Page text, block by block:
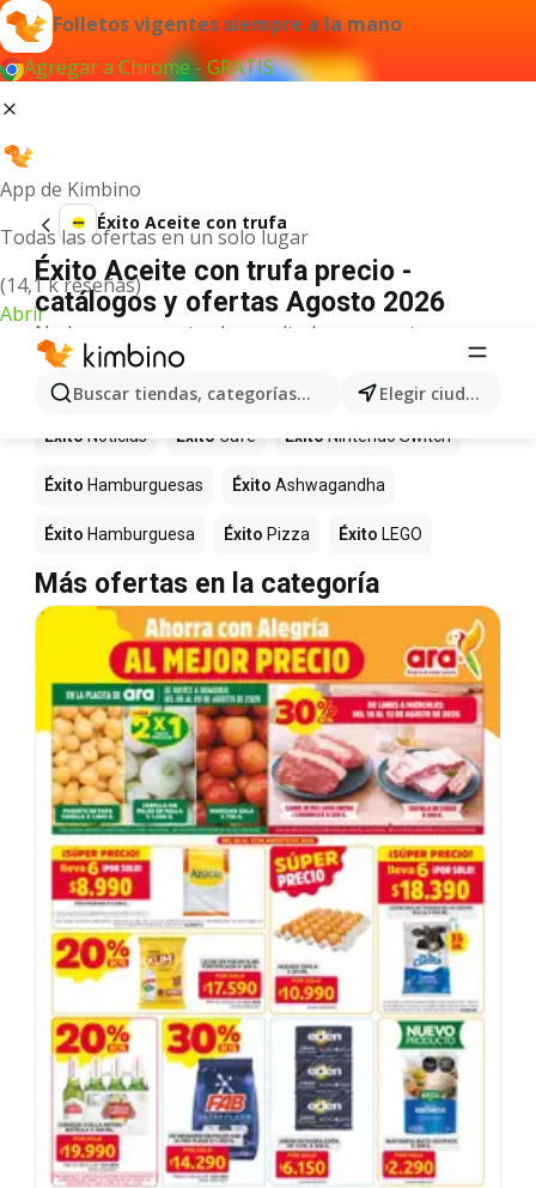
Folletos vigentes siempre a la mano
Agregar a Chrome - GRATIS
App de Kimbino
Todas las ofertas en un solo lugar
(14,1 k reseñas)
Abrir
Buscar tiendas, categorías, productos... Elegir ciudad
Éxito Aceite con trufa
Éxito Aceite con trufa precio -
catálogos y ofertas Agosto 2026
No hemos encontrado resultados para este
término.
Más productos en tiendas Éxito
Éxito Noticias Éxito Café Éxito Nintendo Switch
Éxito Hamburguesas Éxito Ashwagandha
Éxito Hamburguesa Éxito Pizza Éxito LEGO
Más ofertas en la categoría